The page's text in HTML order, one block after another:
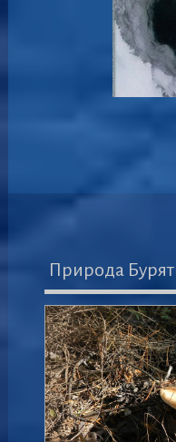
Природа